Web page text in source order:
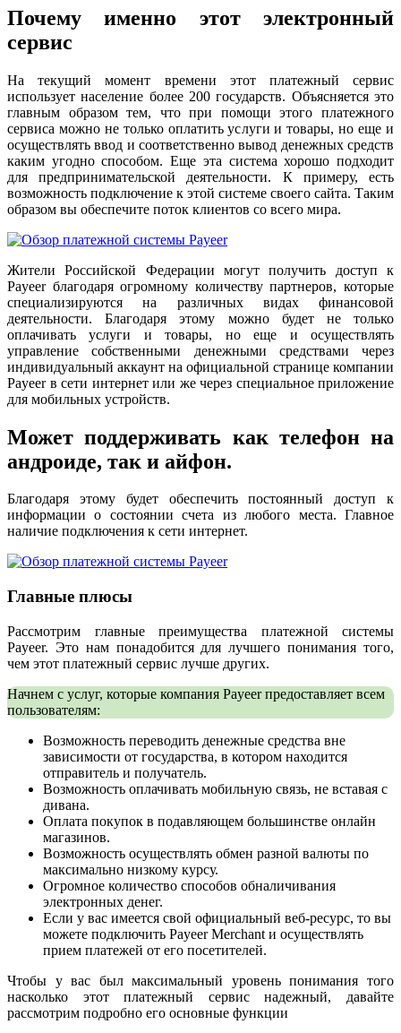
Почему именно этот электронный
сервис
На текущий момент времени этот платежный сервис
использует население более 200 государств. Объясняется это
главным образом тем, что при помощи этого платежного
сервиса можно не только оплатить услуги и товары, но еще и
осуществлять ввод и соответственно вывод денежных средств
каким угодно способом. Еще эта система хорошо подходит
для предпринимательской деятельности. К примеру, есть
возможность подключение к этой системе своего сайта. Таким
образом вы обеспечите поток клиентов со всего мира.
Жители Российской Федерации могут получить доступ к
Payeer благодаря огромному количеству партнеров, которые
специализируются на различных видах финансовой
деятельности. Благодаря этому можно будет не только
оплачивать услуги и товары, но еще и осуществлять
управление собственными денежными средствами через
индивидуальный аккаунт на официальной странице компании
Payeer в сети интернет или же через специальное приложение
для мобильных устройств.
Mожет поддерживать как телефон на
андроиде, так и айфон.
Благодаря этому будет обеспечить постоянный доступ к
информации о состоянии счета из любого места. Главное
наличие подключения к сети интернет.
Главные плюсы
Рассмотрим главные преимущества платежной системы
Payeer. Это нам понадобится для лучшего понимания того,
чем этот платежный сервис лучше других.
Начнем с услуг, которые компания Payeer предоставляет всем
пользователям:
Возможность переводить денежные средства вне
зависимости от государства, в котором находится
отправитель и получатель.
Возможность оплачивать мобильную связь, не вставая с
дивана.
Оплата покупок в подавляющем большинстве онлайн
магазинов.
Возможность осуществлять обмен разной валюты по
максимально низкому курсу.
Огромное количество способов обналичивания
электронных денег.
Если у вас имеется свой официальный веб-ресурс, то вы
можете подключить Payeer Merchant и осуществлять
прием платежей от его посетителей.
Чтобы у вас был максимальный уровень понимания того
насколько этот платежный сервис надежный, давайте
рассмотрим подробно его основные функции